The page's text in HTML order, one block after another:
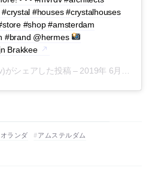
#houses #crystalhouses
#shop #amsterdam
#brand @hermes
Brakkee
がシェアした投稿 – 2019年 6月月27日午前6時20分PDT
オランダ アムステルダム